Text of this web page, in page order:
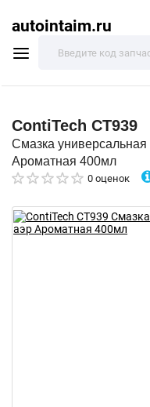
autointaim.ru
ContiTech CT939
Смазка универсальная
Ароматная 400мл
0 оценок